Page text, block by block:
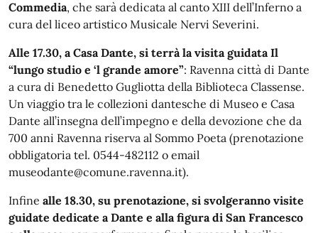
Commedia, che sarà dedicata al canto XIII dell’Inferno a
cura del liceo artistico Musicale Nervi Severini.
Alle 17.30, a Casa Dante, si terrà la visita guidata Il
“lungo studio e ‘l grande amore”: Ravenna città di Dante
a cura di Benedetto Gugliotta della Biblioteca Classense.
Un viaggio tra le collezioni dantesche di Museo e Casa
Dante all’insegna dell’impegno e della devozione che da
700 anni Ravenna riserva al Sommo Poeta (prenotazione
obbligatoria tel. 0544-482112 o email
museodante@comune.ravenna.it).
Infine alle 18.30, su prenotazione, si svolgeranno visite
guidate dedicate a Dante e alla figura di San Francesco